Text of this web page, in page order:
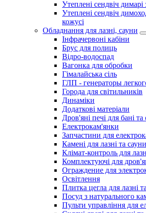
Утеплені сендвіч димарі
Утеплені сендвіч
кожусі
Обладнання для лазні, сауни
Інфрачервоні кабіни
Брус для полиць
Відро-водоспад
Вагонка для обробки
Гімалайська сіль
ГЛП - генераторы
Города для світильників
Динаміки
Додаткові матеріали
Дров'яні печі для бані та
Електрокам'янки
Запчастини для
Камені для лазні та сауни
Клімат-контроль для
Комплектуючі для
Ограждение для
Освітлення
Плитка цегла для лазні
Посуд з натурального
Пульти управління для